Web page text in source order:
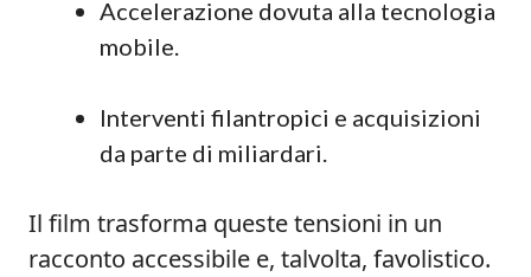
Accelerazione dovuta alla tecnologia
mobile.
Interventi filantropici e acquisizioni
da parte di miliardari.
Il film trasforma queste tensioni in un
racconto accessibile e, talvolta, favolistico.